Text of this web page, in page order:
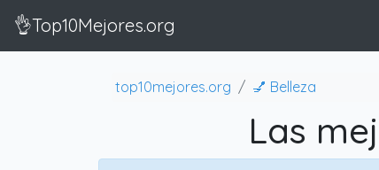
👌Top10Mejores.org
top10mejores.org 💅 Belleza
Las